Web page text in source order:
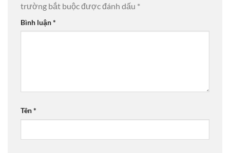
trường bắt buộc được đánh dấu *
Bình luận*
Tên*